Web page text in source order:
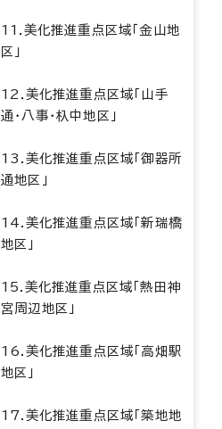
11.美化推進重点区域「金山地
区」
12.美化推進重点区域「山手
通・八事・杁中地区」
13.美化推進重点区域「御器所
通地区」
14.美化推進重点区域「新瑞橋
地区」
15.美化推進重点区域「熱田神
宮周辺地区」
16.美化推進重点区域「高畑駅
地区」
17.美化推進重点区域「築地地